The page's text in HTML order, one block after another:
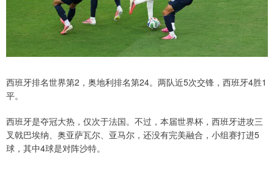
西班牙排名世界第2，奥地利排名第24。两队近5次交锋，西班牙4胜1
平。
西班牙是夺冠大热，仅次于法国。不过，本届世界杯，西班牙进攻三
叉戟巴埃纳、奥亚萨瓦尔、亚马尔，还没有完美融合，小组赛打进5
球，其中4球是对阵沙特。